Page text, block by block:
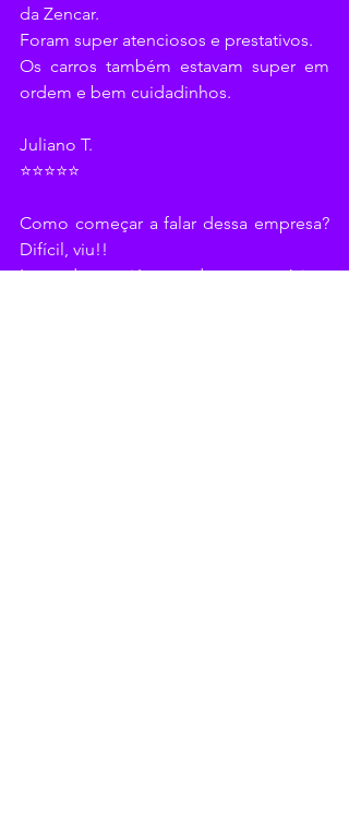
da Zencar.
Foram super atenciosos e prestativos.
Os carros também estavam super em
ordem e bem cuidadinhos.
Juliano T.
⭐⭐⭐⭐⭐
Como começar a falar dessa empresa?
Difícil, viu!!
Logo de cara já se pode ter uma ótima